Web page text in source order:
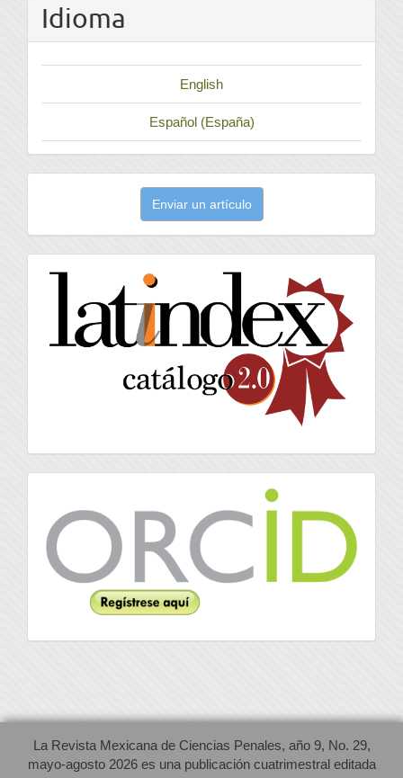
Idioma
English
Español (España)
artículo
Enviar un artículo
latindex
La Revista Mexicana de Ciencias Penales, año 9, No. 29,
mayo-agosto 2026 es una publicación cuatrimestral editada